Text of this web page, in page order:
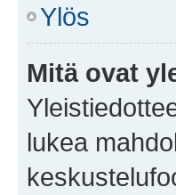
Ylös
Mitä ovat
lukea